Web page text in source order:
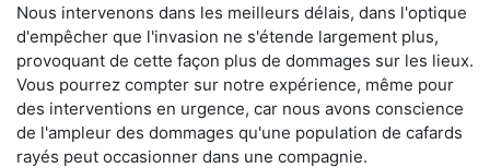
Nous intervenons dans les meilleurs délais, dans l'optique
d'empêcher que l'invasion ne s'étende largement plus,
provoquant de cette façon plus de dommages sur les lieux.
Vous pourrez compter sur notre expérience, même pour
des interventions en urgence, car nous avons conscience
de l'ampleur des dommages qu'une population de cafards
rayés peut occasionner dans une compagnie.